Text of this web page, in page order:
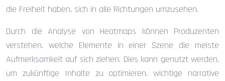
die Freiheit haben, sich in alle Richtungen umzusehen.
Durch die Analyse von Heatmaps können Produzenten
verstehen, welche Elemente in einer Szene die meiste
Aufmerksamkeit auf sich ziehen. Dies kann genutzt werden,
um zukünftige Inhalte zu optimieren, wichtige narrative